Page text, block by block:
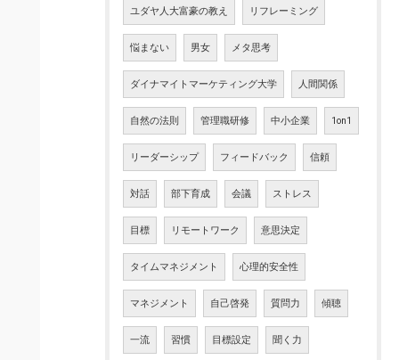
ユダヤ人大富豪の教え リフレーミング
悩まない 男女 メタ思考
ダイナマイトマーケティング大学 人間関係
自然の法則 管理職研修 中小企業 1on1
リーダーシップ フィードバック 信頼
対話 部下育成 会議 ストレス
目標 リモートワーク 意思決定
タイムマネジメント 心理的安全性
マネジメント 自己啓発 質問力 傾聴
一流 習慣 目標設定 聞く力